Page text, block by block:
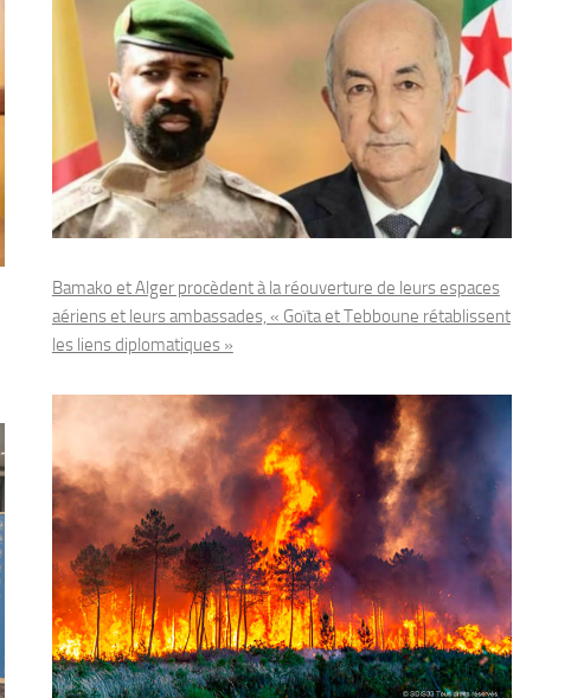
Bamako et Alger procèdent à la réouverture de leurs espaces
aériens et leurs ambassades, « Goïta et Tebboune rétablissent
les liens diplomatiques »